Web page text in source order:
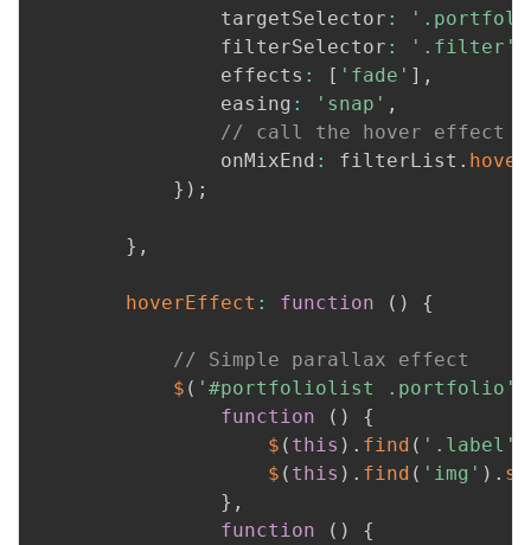
				targetSelector
:
				filterSelector
: '.filter'
				effects
: [ 'fade' ] ,
				easing
: 'snap' ,
// call the hover effect
				onMixEnd
: filterList .
} ) ;
} ,
hoverEffect : function ( ) {
// Simple parallax effect
$ ( '#portfoliolist .portfolio'
function
( )
{
$ ( this ) . find ( '.label'
$ ( this ) . find ( 'img' ) .
} ,
function
( )
{